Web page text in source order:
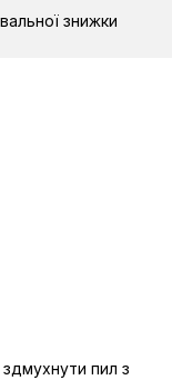
знижки
пил з